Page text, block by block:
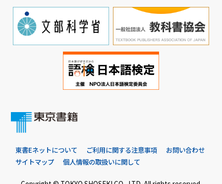
東書Eネットについて ご利用に関する注意事項
お問い合わせ
サイトマップ
個人情報の取扱いに関して